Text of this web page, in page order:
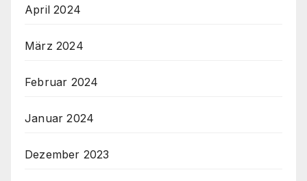
April 2024
März 2024
Februar 2024
Januar 2024
Dezember 2023